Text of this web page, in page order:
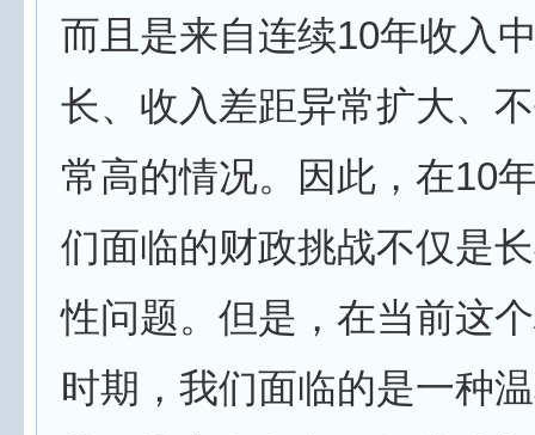
而且是来自连续10年收入
长、收入差距异常扩大、
常高的情况。因此，在10
们面临的财政挑战不仅是
性问题。但是，在当前这
时期，我们面临的是一种